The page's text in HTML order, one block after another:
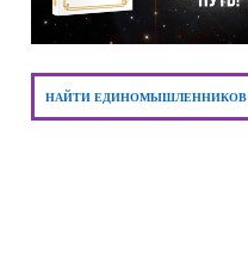
НАЙТИ ЕДИНОМЫШЛЕННИКОВ